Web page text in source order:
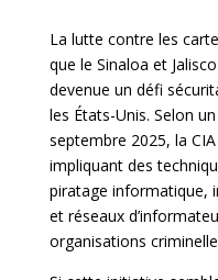
La lutte contre les
que le Sinaloa et
devenue un défi
les États-Unis. Selon
septembre 2025, la
impliquant des
piratage informatique,
et réseaux
organisations